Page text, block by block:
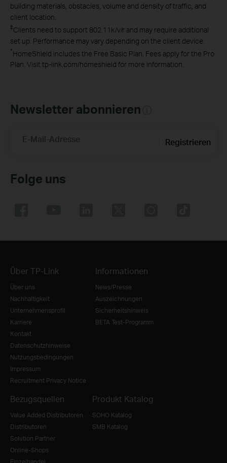
building materials, obstacles, volume and density of traffic, and
client location.
‡Clients need to support 802.11k/v/r and may require additional
set up. Performance may vary depending on the client device.
*HomeShield includes the Free Basic Plan. Fees apply for the Pro
Plan. Visit tp-link.com/homeshield for more information.
Newsletter abonnieren
E-Mail-Adresse Registrieren
Folge uns
Über TP-Link
Über uns
Nachhaltigkeit
Unternehmensprofil
Karriere
Kontakt
Datenschutzhinweise
Nutzungsbedingungen
Impressum
Recruitment Privacy Notice
Informationen
News/Presse
Auszeichnungen
Sicherheitshinweis
BETA Test-Programm
Bezugsquellen
Value Added Distributoren
Distributoren
Solution Partner
Online-Shops
Produkt Katalog
SOHO Katalog
SMB Katalog